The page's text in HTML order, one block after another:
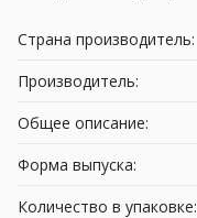
Страна производитель:
Производитель:
Общее описание:
Форма выпуска:
Количество в упаковке: